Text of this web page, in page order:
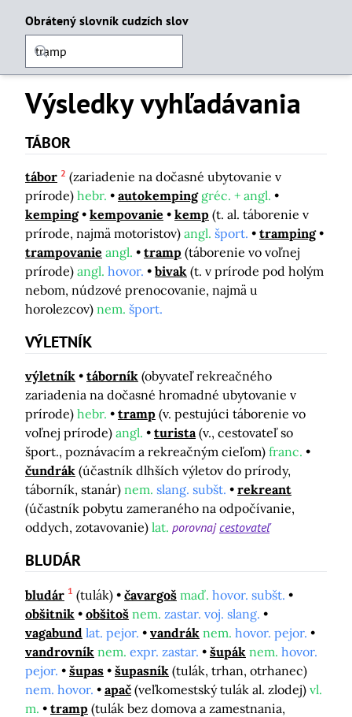
Obrátený slovník cudzích slov
Výsledky vyhľadávania
TÁBOR
tábor 2 (zariadenie na dočasné ubytovanie v
prírode) hebr. autokemping gréc. + angl.
kemping
kempovanie kemp (t. al. táborenie v
prírode, najmä motoristov) angl. šport.
tramping
trampovanie angl. tramp (táborenie vo voľnej
prírode) angl. hovor. bivak (t. v prírode pod holým
nebom, núdzové prenocovanie, najmä u
horolezcov) nem. šport.
VÝLETNÍK
výletník táborník (obyvateľ rekreačného
zariadenia na dočasné hromadné ubytovanie v
prírode) hebr. tramp (v. pestujúci táborenie vo
voľnej prírode) angl. turista (v., cestovateľ so
šport., poznávacím a rekreačným cieľom) franc.
čundrák (účastník dlhších výletov do prírody,
táborník, stanár) nem. slang. subšt.
rekreant
(účastník pobytu zameraného na odpočívanie,
oddych, zotavovanie) lat. porovnajcestovateľ
BLUDÁR
bludár 1 (tulák) čavargoš maď. hovor. subšt.
obšitnik
obšitoš nem. zastar. voj. slang.
vagabund lat. pejor. vandrák nem. hovor. pejor.
vandrovník nem. expr. zastar. šupák nem. hovor.
pejor.
šupas šupasník (tulák, trhan, otrhanec)
nem. hovor.
apač (veľkomestský tulák al. zlodej) vl.
m.
tramp (tulák bez domova a zamestnania,